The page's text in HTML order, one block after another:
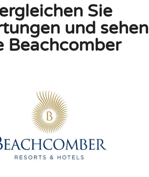
diese Bewertung abgebe. Ich erkläre
Aus diesem Grund enthalten
Sie
und sehen
Beachcomber